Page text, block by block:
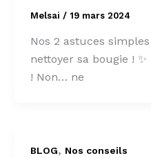
Melsai / 19 mars 2024
Nos 2 astuces
nettoyer sa bougie !
! Non… ne
BLOG, Nos conseils